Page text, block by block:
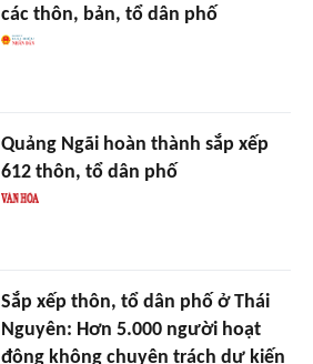
các thôn, bản, tổ dân phố
Quảng Ngãi hoàn thành sắp xếp
612 thôn, tổ dân phố
Sắp xếp thôn, tổ dân phố ở Thái
Nguyên: Hơn 5.000 người hoạt
động không chuyên trách dự kiến